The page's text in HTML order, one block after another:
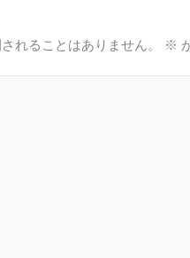
れることはありません。 ※